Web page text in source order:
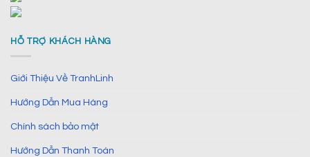
HỖ TRỢ KHÁCH HÀNG
Giới Thiệu Về TranhLinh
Hướng Dẫn Mua Hàng
Chính sách bảo mật
Hướng Dẫn Thanh Toán